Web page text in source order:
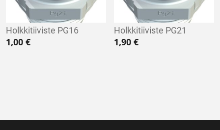
Holkkitiiviste PG16
1,00 €
Holkkitiiviste PG21
1,90€